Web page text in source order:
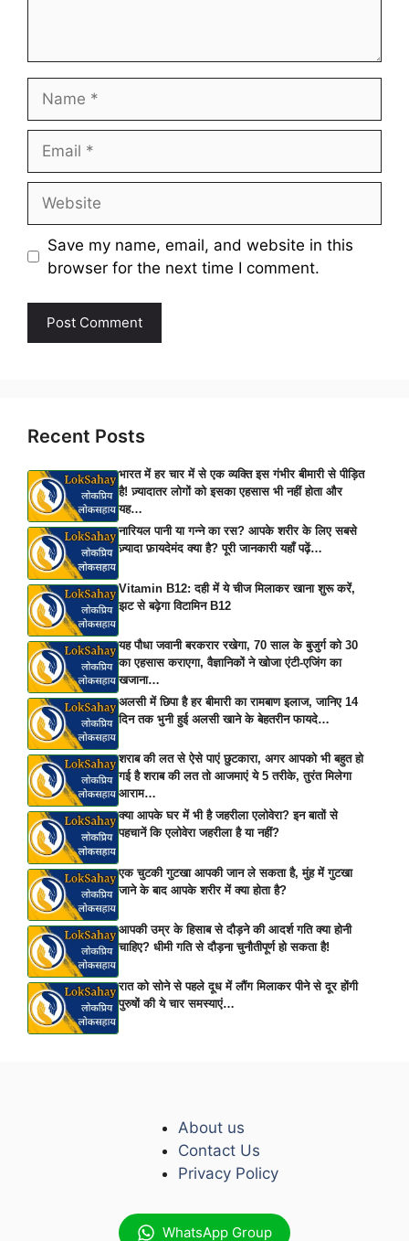
Save my name, email, and website in this
browser for the next time I comment.
Recent Posts
भारत में हर चार में से एक व्यक्ति इस गंभीर बीमारी से पीड़ित
है! ज़्यादातर लोगों को इसका एहसास भी नहीं होता और
यह…
नारियल पानी या गन्ने का रस? आपके शरीर के लिए सबसे
ज़्यादा फ़ायदेमंद क्या है? पूरी जानकारी यहाँ पढ़ें…
Vitamin B12: दही में ये चीज मिलाकर खाना शुरू करें,
झट से बढ़ेगा विटामिन B12
यह पौधा जवानी बरकरार रखेगा, 70 साल के बुजुर्ग को 30
का एहसास कराएगा, वैज्ञानिकों ने खोजा एंटी-एजिंग का
खजाना…
अलसी में छिपा है हर बीमारी का रामबाण इलाज, जानिए 14
दिन तक भुनी हुई अलसी खाने के बेहतरीन फायदे…
शराब की लत से ऐसे पाएं छुटकारा, अगर आपको भी बहुत हो
गई है शराब की लत तो आजमाएं ये 5 तरीके, तुरंत मिलेगा
आराम…
क्या आपके घर में भी है जहरीला एलोवेरा? इन बातों से
पहचानें कि एलोवेरा जहरीला है या नहीं?
एक चुटकी गुटखा आपकी जान ले सकता है, मुंह में गुटखा
जाने के बाद आपके शरीर में क्या होता है?
आपकी उम्र के हिसाब से दौड़ने की आदर्श गति क्या होनी
चाहिए? धीमी गति से दौड़ना चुनौतीपूर्ण हो सकता है!
रात को सोने से पहले दूध में लौंग मिलाकर पीने से दूर होंगी
पुरुषों की ये चार समस्याएं…
WhatsApp Group
About us
Contact Us
Privacy Policy